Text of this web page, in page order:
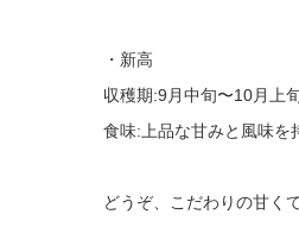
・新高
収穫期:9月中旬〜10月上
食味:上品な甘みと風味を
どうぞ、こだわりの甘く